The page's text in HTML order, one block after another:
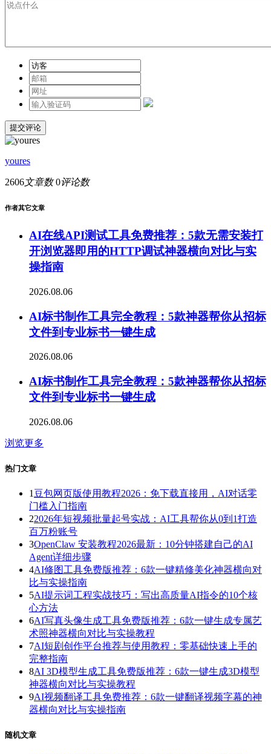
提交评论
youres
2606文章数 0评论数
作者其它文章
AI在线API测试工具免费推荐：5款无需安装打
开浏览器即用的HTTP调试神器横向对比与实
操指南
2026.08.06
AI标书制作工具完全教程：5款神器帮你从招标
文件到专业标书一键生成
2026.08.06
AI标书制作工具完全教程：5款神器帮你从招标
文件到专业标书一键生成
2026.08.06
浏览更多
热门文章
1 豆包网页版使用教程2026：免下载直接用，AI对话零
门槛入门指南
22026年短视频批量起号实战：AI工具帮你从0到1打造
百万粉账号
3OpenClaw 安装教程2026最新：10分钟搭建自己的AI
Agent详细步骤
4AI修图工具免费版推荐：6款一键精修美化神器横向对
比与实操指南
5AI提示词工程实战技巧：写出高质量AI指令的10个核
心方法
6AI写真头像生成工具免费版推荐：6款一键生成专属艺
术照神器横向对比与实操教程
7AI短剧创作平台推荐与使用教程：零基础快速上手的
完整指南
8AI 3D模型生成工具免费版推荐：6款一键生成3D模型
神器横向对比与实操教程
9AI视频翻译工具免费推荐：6款一键翻译视频字幕的神
器横向对比与实操指南
随机文章